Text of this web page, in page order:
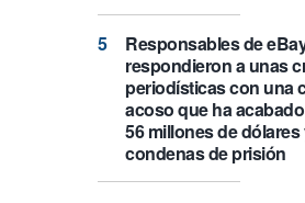
Responsables de
respondieron a unas
periodísticas con una
acoso que ha
56 millones de dólares
condenas de prisión